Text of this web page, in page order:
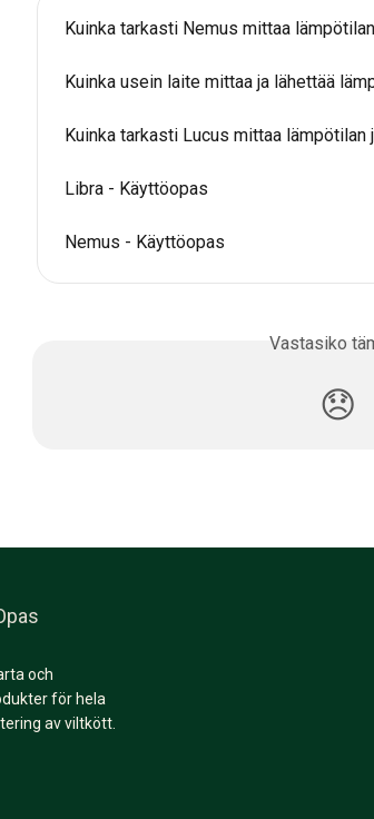
Kuinka tarkasti Nemus mittaa
Kuinka usein laite mittaa ja lähettää
Kuinka tarkasti Lucus mittaa lämpötilan
Libra - Käyttöopas
Nemus - Käyttöopas
Vastasiko
😞
och
för hela
av viltkött.